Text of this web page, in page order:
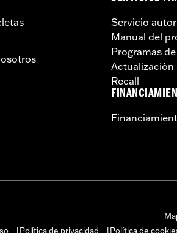
Servicio
Manual del
Programas
Actualización
Recall
Política de privacidad Política de